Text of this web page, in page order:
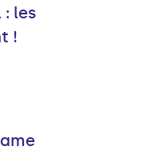
les
!